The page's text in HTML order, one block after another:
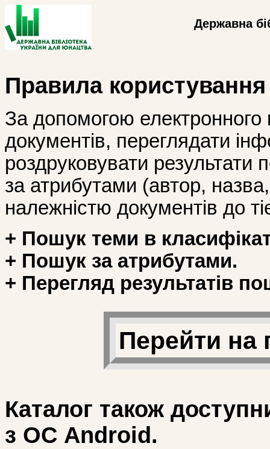
Державна
Правила
За допомогою
документів, переглядати
роздруковувати
за атрибутами (автор, назва,
належністю документів до
+ Пошук теми в
+ Пошук за атрибутами.
+ Перегляд результатів
Перейти на
Каталог також
з ОС Android.